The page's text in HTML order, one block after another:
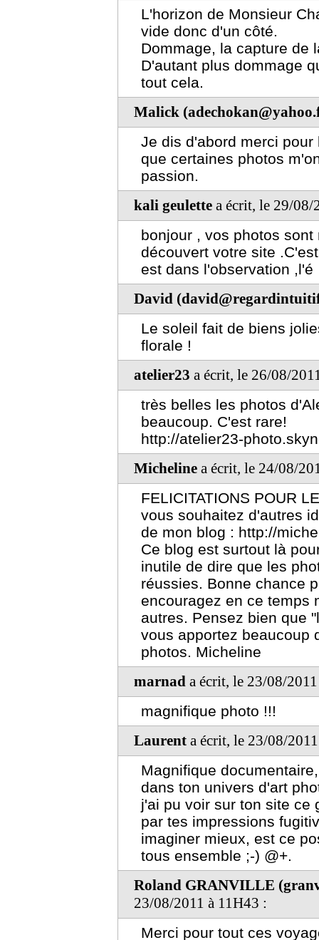
L'horizon de Monsieur
vide donc d'un côté.
Dommage, la capture de
D'autant plus dommage
tout cela.
Malick
Je dis d'abord merci
que certaines photos
passion.
kali geulette a écrit, le 29/08/
bonjour , vos photos
découvert votre site
est dans l'observation ,l'é
David
Le soleil fait de biens
florale !
atelier23 a écrit, le 26/08/
très belles les photos
beaucoup. C'est rare!
http://atelier23-
Micheline a écrit, le 24/08/
FELICITATIONS POUR
vous souhaitez d'autres
de mon blog : http://
Ce blog est surtout là
inutile de dire que les
réussies. Bonne chance
encouragez en ce temps
autres. Pensez bien que
vous apportez beaucoup
photos. Micheline
marnad a écrit, le 23/08/
magnifique photo !!!
Laurent a écrit, le 23/08/
Magnifique
dans ton univers d'art
j'ai pu voir sur ton site ce
par tes impressions
imaginer mieux, est ce
tous ensemble ;-) @+.
Roland GRANVILLE
23/08/2011 à 11H43 :
Merci pour tout ces